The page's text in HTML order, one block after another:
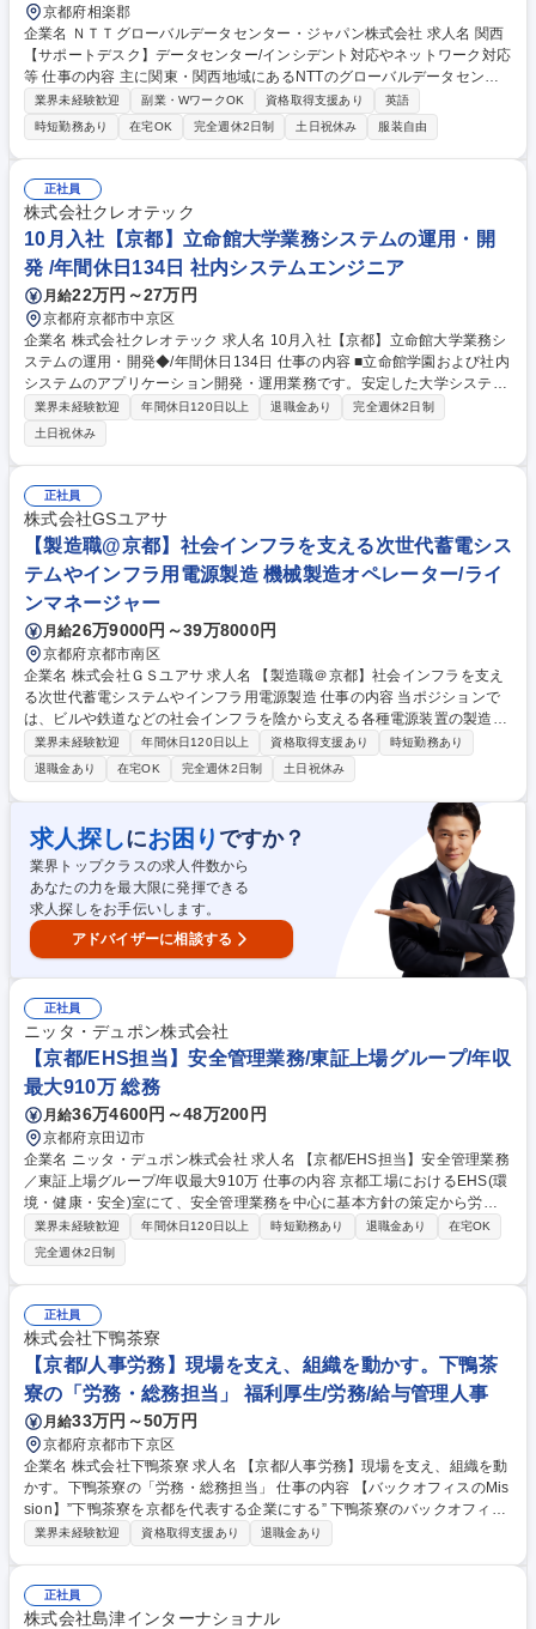
京都府相楽郡
企業名 ＮＴＴグローバルデータセンター・ジャパン株式会社 求人名 関西
【サポートデスク】データセンター/インシデント対応やネットワーク対応
等 仕事の内容 主に関東・関西地域にあるNTTのグローバルデータセンタ
ーのサービス運用、マネジメント業務を担い、NTTのグローバル事業を共
にけん引するメンバーを募集します。海外との連携ができます。 データセ
ンター稼働にあたり、サポートデスク業務やネットワーク対応業務をお任
せします。 ■サポートデスク業務（リクエストやインシデント対応、遠隔
作業、対顧客作業など） ■ネットワーク対応業務（対顧客作業、ネットワ
ーク工事立ち合いなど） ■データセンター勤務 ■海外出張あり 募集職種 関
西【サポートデスク】データセンター/インシデント対応やネットワーク対
応等
業界未経験歓迎 副業・WワークOK 資格取得支援あり
英語
時短勤務あり
在宅OK 完全週休2日制 土日祝休み 服装自由
正社員
株式会社クレオテック
10月入社【京都】立命館大学業務システムの運用・開
発 /年間休日134日 社内システムエンジニア
月給22万円～27万円
京都府京都市中京区
企業名 株式会社クレオテック 求人名 10月入社【京都】立命館大学業務シ
ステムの運用・開発◆/年間休日134日 仕事の内容 ■立命館学園および社内
システムのアプリケーション開発・運用業務です。安定した大学システム
を支えるポジションです。長期的に腰を据えてシステムに関わりたい方を
歓迎します。 【具体的な業務】 ・立命館学園の業務システムおよびアプ
リケーションの運用保守開発業務 ・ユーザーからの問い合わせ対応とサポ
ート 等 ・アプリケーションの運用保守、SQLを使用したデータベースの
運用保守 ・アプリケーションの開発 募集職種 10月入社【京都】立命館大
学業務システムの運用・開発◆/年間休日134日
業界未経験歓迎 年間休日120日以上 退職金あり
完全週休2日制
土日祝休み
正社員
株式会社GSユアサ
【製造職@京都】社会インフラを支える次世代蓄電シス
テムやインフラ用電源製造 機械製造オペレーター/ライ
ンマネージャー
月給26万9000円～39万8000円
京都府京都市南区
企業名 株式会社ＧＳユアサ 求人名 【製造職＠京都】社会インフラを支え
る次世代蓄電システムやインフラ用電源製造 仕事の内容 当ポジションで
は、ビルや鉄道などの社会インフラを陰から支える各種電源装置の製造業
務全般を担当し、組み立てや配線作業を行うだけでなく、現場 of 改善活
動の推進や協力会社への安全指導を行う役割を担います。 【業務内容】主
な仕事は、商業施設や医療現場などで使われるバックアップ用電源装置の
組み立てや配線作業です。これに加えて、製造現場の安全性や効率性を高
めるための日常点検や定期整備、さらには改善活動の推進も担当していた
だきます。また、協力会社に対する業務のレクチャーや安全衛生に関する
指導も重要な役割です。近年需要が非常に高まっている大容量の蓄電シス
テム製造にも深く携わります。 募集職種 【製造職＠京都】社会インフラ
を支える次世代蓄電システムやインフラ用電源製造
業界未経験歓迎 年間休日120日以上 資格取得支援あり
時短勤務あり
退職金あり
在宅OK 完全週休2日制 土日祝休み
求人探しにお困り ですか？
業界トップクラスの求人件数から
あなたの力を最大限に発揮できる
求人探しをお手伝いします。
アドバイザーに相談する
正社員
ニッタ・デュポン株式会社
【京都/EHS担当】安全管理業務/東証上場グループ/年収
最大910万 総務
月給36万4600円～48万200円
京都府京田辺市
企業名 ニッタ・デュポン株式会社 求人名 【京都/EHS担当】安全管理業務
／東証上場グループ/年収最大910万 仕事の内容 京都工場におけるEHS(環
境・健康・安全)室にて、安全管理業務を中心に基本方針の策定から労働
災害の防止、安全パトロールの実施まで幅広く担当いただきます。将来は
三重工場を含めたリード役を担います。 【具体的な業務内容】■労働安全
に関する基本方針・基準の企画および策定■労働安全衛生関係法令への対
応・遵守状況の管理 ■安全衛生委員会の運営および安全活動の推進 ■労働
災害・事故・ヒヤリハットの分析と再発防止策立案 ■工場内の安全パトロ
ール実施・是正指導 ■防火・防災に関する基本方針の策定 募集職種 【京
都/EHS担当】安全管理業務／東証上場グループ/年収最大910万
業界未経験歓迎 年間休日120日以上 時短勤務あり 退職金あり
在宅OK
完全週休2日制
正社員
株式会社下鴨茶寮
【京都/人事労務】現場を支え、組織を動かす。下鴨茶
寮の「労務・総務担当」 福利厚生/労務/給与管理人事
月給33万円～50万円
京都府京都市下京区
企業名 株式会社下鴨茶寮 求人名 【京都/人事労務】現場を支え、組織を動
かす。下鴨茶寮の「労務・総務担当」 仕事の内容 【バックオフィスのMis
sion】”下鴨茶寮を京都を代表する企業にする” 下鴨茶寮のバックオフィス
はただ現場を支えるだけの存在ではありません。現場と一体となって人や
す。 【主なミッション】 ・従業員が安心して働ける労務環境の整備 ・事
業成長を支える総務・労務オペレーションの構築 ・現場とバックオフィス
業界未経験歓迎 資格取得支援あり 退職金あり
正社員
株式会社島津インターナショナル